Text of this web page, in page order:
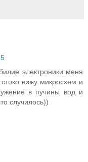
электроники меня
стоко вижу микросхем и
в пучины вод и
случилось))